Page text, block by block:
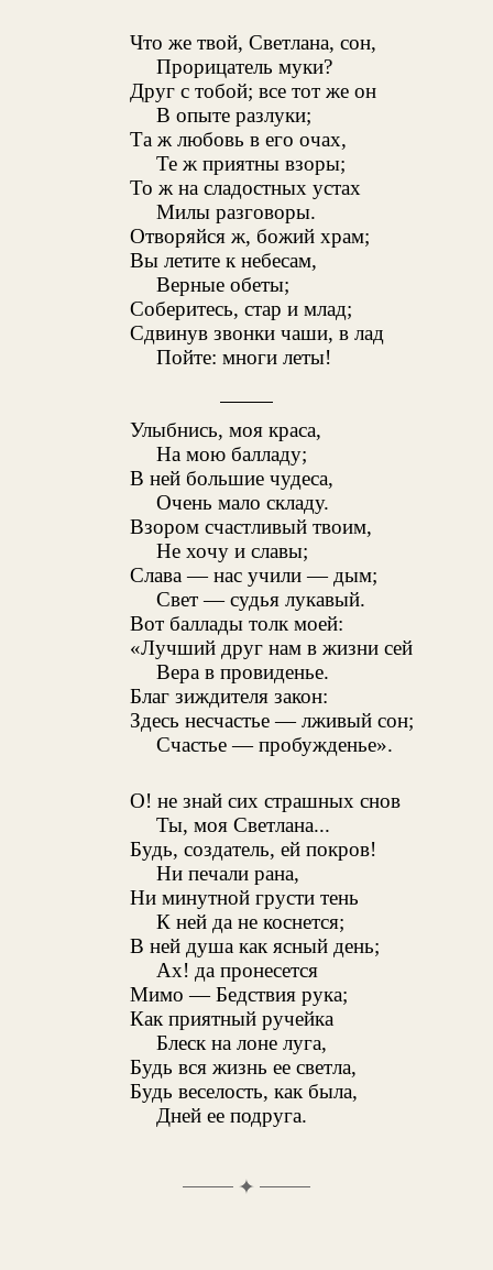
Что же твой, Светлана, сон,
Прорицатель муки?
Друг с тобой; все тот же он
В опыте разлуки;
Та ж любовь в его очах,
Те ж приятны взоры;
То ж на сладостных устах
Милы разговоры.
Отворяйся ж, божий храм;
Вы летите к небесам,
Верные обеты;
Соберитесь, стар и млад;
Сдвинув звонки чаши, в лад
Пойте: многи леты!
Улыбнись, моя краса,
На мою балладу;
В ней большие чудеса,
Очень мало складу.
Взором счастливый твоим,
Не хочу и славы;
Слава — нас учили — дым;
Свет — судья лукавый.
Вот баллады толк моей:
«Лучший друг нам в жизни сей
Вера в провиденье.
Благ зиждителя закон:
Здесь несчастье — лживый сон;
Счастье — пробужденье».
О! не знай сих страшных снов
Ты, моя Светлана...
Будь, создатель, ей покров!
Ни печали рана,
Ни минутной грусти тень
К ней да не коснется;
В ней душа как ясный день;
Ах! да пронесется
Мимо — Бедствия рука;
Как приятный ручейка
Блеск на лоне луга,
Будь вся жизнь ее светла,
Будь веселость, как была,
Дней ее подруга.
✦